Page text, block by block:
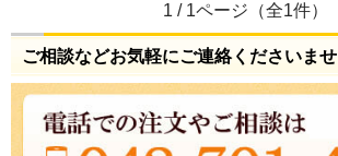
1 / 1ページ（全1件）
ご相談などお気軽にご連絡くださいませ